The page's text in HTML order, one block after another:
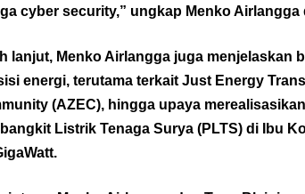
cyber security,” ungkap Menko
lanjut, Menko Airlangga juga menjelaskan
energi, terutama terkait Just Energy
(AZEC), hingga upaya
Listrik Tenaga Surya (PLTS) di Ibu